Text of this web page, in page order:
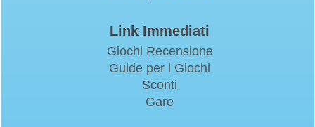
Link Immediati
Giochi Recensione
Guide per i Giochi
Sconti
Gare